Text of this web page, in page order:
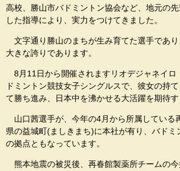
高校、勝山市バドミントン協会など、地元の
した指導により、実力をつけてきました。
文字通り勝山のまちが生み育てた選手であ
大きな誇りであります。
8月11日から開催されますリオデジャネイロ
ドミントン競技女子シングルスで、彼女の持
て勝ち進み、日本中を沸かせる大活躍を期待す
山口茜選手が、今年の4月から所属している
県の益城町(ましきまち)に本社が有り、バドミ
の拠点ともなっています。
熊本地震の被災後、再春館製薬所チームの